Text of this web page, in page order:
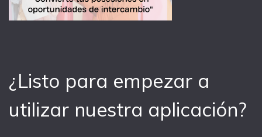
¿Listo para empezar a
utilizar nuestra aplicación?